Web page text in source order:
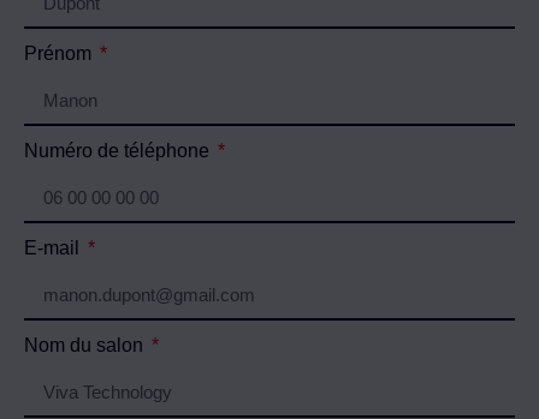
Prénom
Numéro de téléphone
E-mail
Nom du salon